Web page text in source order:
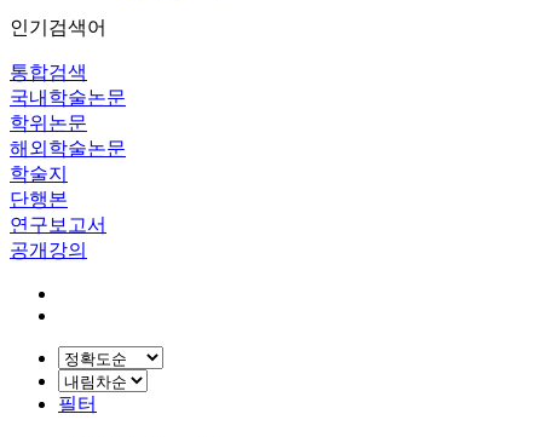
인기검색어
통합검색
국내학술논문
학위논문
해외학술논문
학술지
단행본
연구보고서
공개강의
필터